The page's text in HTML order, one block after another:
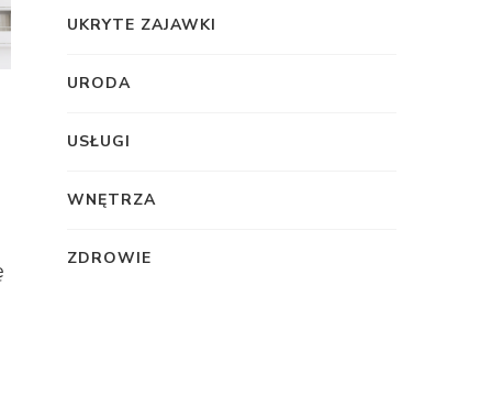
UKRYTE ZAJAWKI
URODA
USŁUGI
WNĘTRZA
ZDROWIE